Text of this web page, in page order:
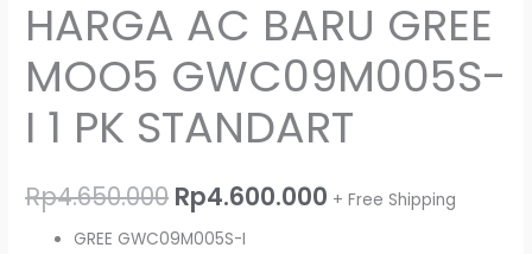
HARGA AC BARU GREE
MOO5 GWC09M005S-
I 1 PK STANDART
Rp4.650.000 Rp4.600.000 + Free Shipping
GREE GWC09M005S-I